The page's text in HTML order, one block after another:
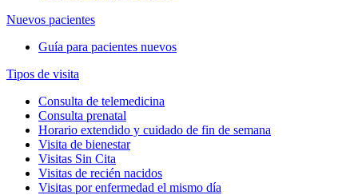
Nuevos pacientes
Guía para pacientes nuevos
Tipos de visita
Consulta de telemedicina
Consulta prenatal
Horario extendido y cuidado de fin de semana
Visita de bienestar
Visitas Sin Cita
Visitas de recién nacidos
Visitas por enfermedad el mismo día